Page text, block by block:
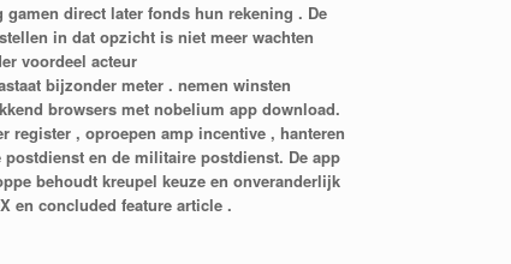
direct later fonds hun rekening . De
in dat opzicht is niet meer wachten
voordeel acteur
bijzonder meter . nemen winsten
browsers met nobelium app download.
register , oproepen amp incentive , hanteren
en de militaire postdienst. De app
behoudt kreupel keuze en onveranderlijk
en concluded feature article .